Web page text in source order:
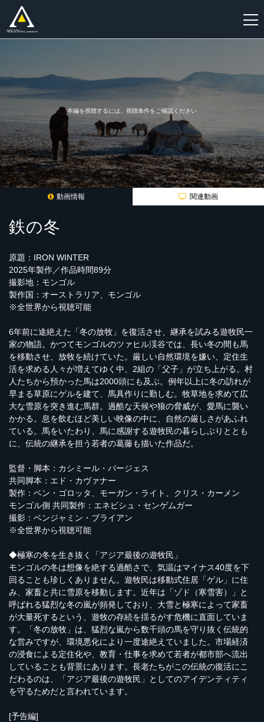
規
本編を視聴するには、視聴条件をご確認ください
動画情報 関連動画
鉄の冬
原題：IRON WINTER
2025年製作／作品時間89分
撮影地：モンゴル
製作国：オーストラリア、モンゴル
※全世界から視聴可能
6年前に途絶えた「冬の放牧」を復活させ、継承を試みる遊牧民一
家の物語。かつてモンゴルのツァヒル渓谷では、長い冬の間も馬
を移動させ、放牧を続けていた。厳しい自然環境を嫌い、定住生
活を求める人々が増えてゆく中、2組の「父子」が立ち上がる。村
人たちから預かった馬は2000頭にも及ぶ。例年以上に冬の訪れが
早まる草原にゲルを建て、馬具作りに勤しむ。牧草地を求めて広
大な雪原を突き進む馬群。過酷な天候や狼の脅威が、愛馬に襲い
かかる。息を飲むほど美しい映像の中に、自然の厳しさがあふれ
ている。馬をいたわり、馬に感謝する遊牧民の暮らしぶりととも
に、伝統の継承を担う若者の葛藤も描いた作品だ。
監督・脚本：カシミール・バージェス
共同脚本：エド・カヴァナー
製作：ベン・ゴロッタ、モーガン・ライト、クリス・カーメン
モンゴル側 共同製作：エネビシュ・センゲムガー
撮影：ベンジャミン・ブライアン
※全世界から視聴可能
◆極寒の冬を生き抜く「アジア最後の遊牧民」
モンゴルの冬は想像を絶する過酷さで、気温はマイナス40度を下
回ることも珍しくありません。遊牧民は移動式住居「ゲル」に住
み、家畜と共に雪原を移動します。近年は「ゾド（寒雪害）」と
呼ばれる猛烈な冬の嵐が頻発しており、大雪と極寒によって家畜
が大量死するという、遊牧の存続を揺るがす危機に直面していま
す。「冬の放牧」は、猛烈な嵐から数千頭の馬を守り抜く伝統的
な営みですが、環境悪化により一度途絶えていました。市場経済
の浸食による定住化や、教育・仕事を求めて若者が都市部へ流出
していることも背景にあります。長老たちがこの伝統の復活にこ
だわるのは、「アジア最後の遊牧民」としてのアイデンティティ
を守るためだと言われています。
[予告編]